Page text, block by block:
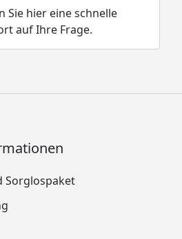
Sie hier eine schnelle
auf Ihre Frage.
Sorglospaket